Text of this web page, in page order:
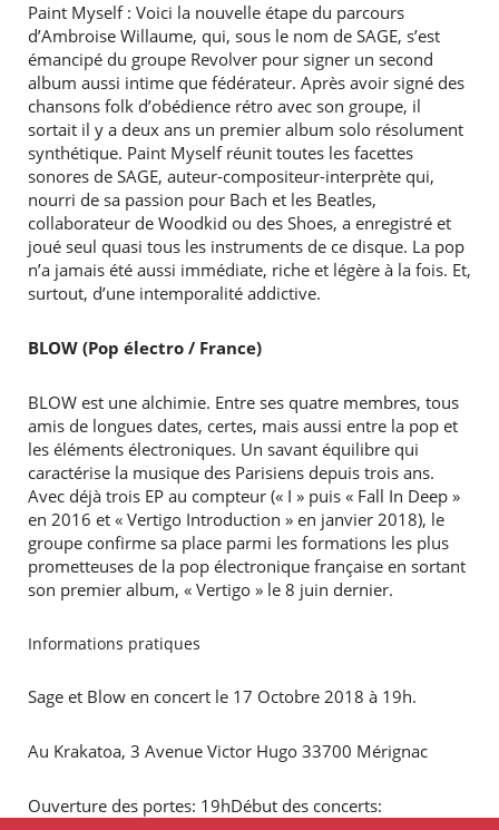
Paint Myself : Voici la nouvelle étape du parcours
d’Ambroise Willaume, qui, sous le nom de SAGE, s’est
émancipé du groupe Revolver pour signer un second
album aussi intime que fédérateur. Après avoir signé des
chansons folk d’obédience rétro avec son groupe, il
sortait il y a deux ans un premier album solo résolument
synthétique. Paint Myself réunit toutes les facettes
sonores de SAGE, auteur-compositeur-interprète qui,
nourri de sa passion pour Bach et les Beatles,
collaborateur de Woodkid ou des Shoes, a enregistré et
joué seul quasi tous les instruments de ce disque. La pop
n’a jamais été aussi immédiate, riche et légère à la fois. Et,
surtout, d’une intemporalité addictive.
BLOW (Pop électro / France)
BLOW est une alchimie. Entre ses quatre membres, tous
amis de longues dates, certes, mais aussi entre la pop et
les éléments électroniques. Un savant équilibre qui
caractérise la musique des Parisiens depuis trois ans.
Avec déjà trois EP au compteur (« I » puis « Fall In Deep »
en 2016 et « Vertigo Introduction » en janvier 2018), le
groupe confirme sa place parmi les formations les plus
prometteuses de la pop électronique française en sortant
son premier album, « Vertigo » le 8 juin dernier.
Informations pratiques
Sage et Blow en concert le 17 Octobre 2018 à 19h.
Au Krakatoa, 3 Avenue Victor Hugo 33700 Mérignac
Ouverture des portes: 19hDébut des concerts: